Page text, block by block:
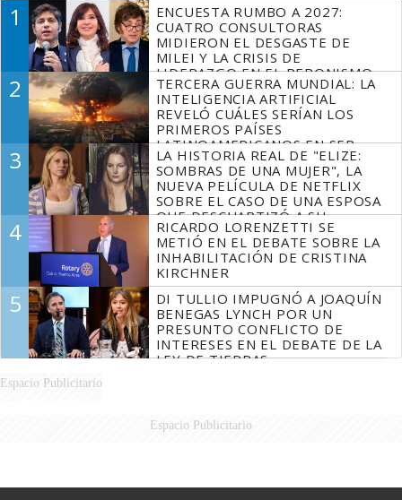
1
ENCUESTA RUMBO A 2027:
CUATRO CONSULTORAS
MIDIERON EL DESGASTE DE
MILEI Y LA CRISIS DE
LIDERAZGO EN EL PERONISMO
2
TERCERA GUERRA MUNDIAL: LA
INTELIGENCIA ARTIFICIAL
REVELÓ CUÁLES SERÍAN LOS
PRIMEROS PAÍSES
LATINOAMERICANOS EN SER
DERROTADOS
3
LA HISTORIA REAL DE "ELIZE:
SOMBRAS DE UNA MUJER", LA
NUEVA PELÍCULA DE NETFLIX
SOBRE EL CASO DE UNA ESPOSA
QUE DESCUARTIZÓ A SU
MARIDO
4
RICARDO LORENZETTI SE
METIÓ EN EL DEBATE SOBRE LA
INHABILITACIÓN DE CRISTINA
KIRCHNER
5
DI TULLIO IMPUGNÓ A JOAQUÍN
BENEGAS LYNCH POR UN
PRESUNTO CONFLICTO DE
INTERESES EN EL DEBATE DE LA
LEY DE TIERRAS
Espacio Publicitario
Espacio Publicitario